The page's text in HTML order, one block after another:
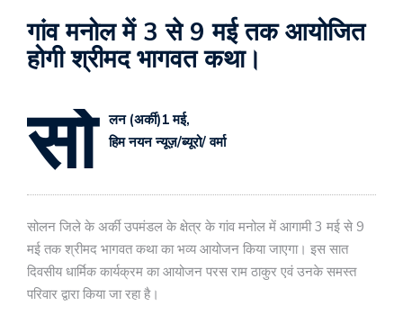
गांव मनोल में 3 से 9 मई तक आयोजित
होगी श्रीमद भागवत कथा।
सो
लन (अर्की)1 मई,
हिम नयन न्यूज़/ब्यूरो/ वर्मा
सोलन जिले के अर्की उपमंडल के क्षेत्र के गांव मनोल में आगामी 3 मई से 9
मई तक श्रीमद भागवत कथा का भव्य आयोजन किया जाएगा। इस सात
दिवसीय धार्मिक कार्यक्रम का आयोजन परस राम ठाकुर एवं उनके समस्त
परिवार द्वारा किया जा रहा है।